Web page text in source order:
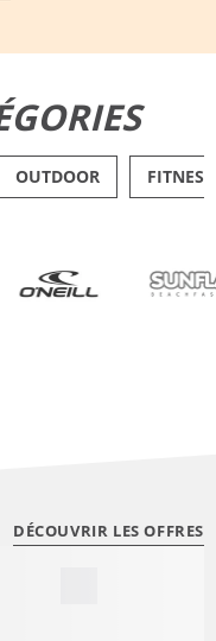
OUTDOOR FITNESS
DÉCOUVRIR LES OFFRES